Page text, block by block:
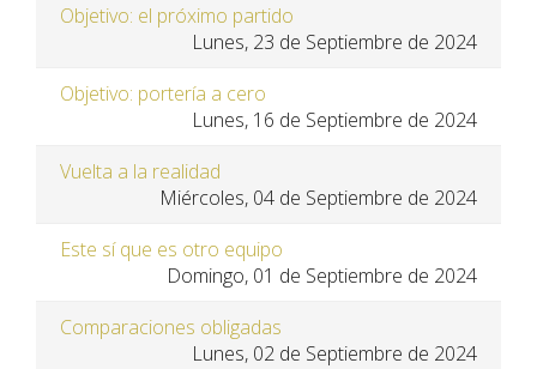
Objetivo: el próximo partido
Lunes, 23 de Septiembre de 2024
Objetivo: portería a cero
Lunes, 16 de Septiembre de 2024
Vuelta a la realidad
Miércoles, 04 de Septiembre de 2024
Este sí que es otro equipo
Domingo, 01 de Septiembre de 2024
Comparaciones obligadas
Lunes, 02 de Septiembre de 2024